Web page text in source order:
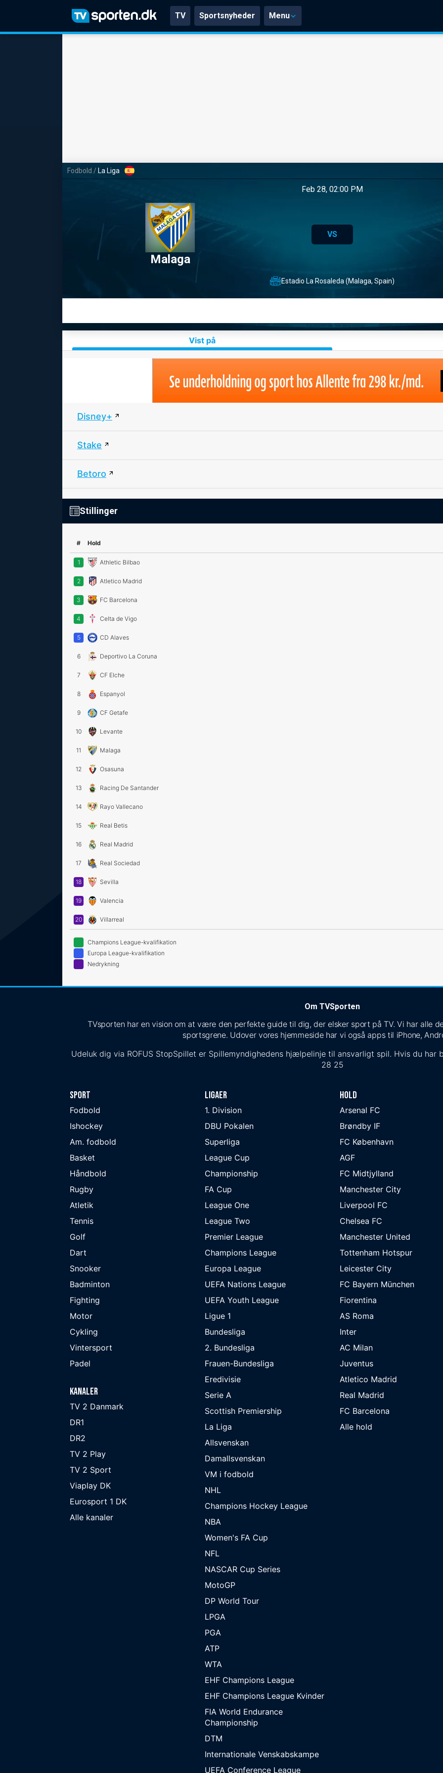
TV Sportsnyheder Menu
Fodbold / La Liga
Feb 28, 02:00 PM
Malaga
VS
Estadio La Rosaleda (Malaga, Spain)
Vist på
Disney+
Stake
Betoro
Stillinger
# Hold
1 Athletic Bilbao
2 Atletico Madrid
3 FC Barcelona
4 Celta de Vigo
5 CD Alaves
6 Deportivo La Coruna
7 CF Elche
8 Espanyol
9 CF Getafe
10 Levante
11 Malaga
12 Osasuna
13 Racing De Santander
14 Rayo Vallecano
15 Real Betis
16 Real Madrid
17 Real Sociedad
18 Sevilla
19 Valencia
20 Villarreal
Champions League-kvalifikation
Europa League-kvalifikation
Nedrykning
Om TVSporten
TVsporten har en vision om at være den perfekte guide til dig, der elsker sport på TV. Vi har alle
sportsgrene. Udover vores hjemmeside har vi også apps til iPhone,
Udeluk dig via ROFUS StopSpillet er Spillemyndighedens hjælpelinje til ansvarligt spil. Hvis du
28 25
Sport
Fodbold
Ishockey
Am. fodbold
Basket
Håndbold
Rugby
Atletik
Tennis
Golf
Dart
Snooker
Badminton
Fighting
Motor
Cykling
Vintersport
Padel
Kanaler
TV 2 Danmark
DR1
DR2
TV 2 Play
TV 2 Sport
Viaplay DK
Eurosport 1 DK
Alle kanaler
Ligaer
1. Division
DBU Pokalen
Superliga
League Cup
Championship
FA Cup
League One
League Two
Premier League
Champions League
Europa League
UEFA Nations League
UEFA Youth League
Ligue 1
Bundesliga
2. Bundesliga
Frauen-Bundesliga
Eredivisie
Serie A
Scottish Premiership
La Liga
Allsvenskan
Damallsvenskan
VM i fodbold
NHL
Champions Hockey League
NBA
Women's FA Cup
NFL
NASCAR Cup Series
MotoGP
DP World Tour
LPGA
PGA
ATP
WTA
EHF Champions League
EHF Champions League Kvinder
FIA World Endurance
Championship
DTM
Internationale Venskabskampe
UEFA Conference League
Hold
Arsenal FC
Brøndby IF
FC København
AGF
FC Midtjylland
Manchester City
Liverpool FC
Chelsea FC
Manchester United
Tottenham Hotspur
Leicester City
FC Bayern München
Fiorentina
AS Roma
Inter
AC Milan
Juventus
Atletico Madrid
Real Madrid
FC Barcelona
Alle hold